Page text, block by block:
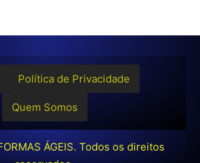
Política de Privacidade
Quem Somos
ÁGEIS. Todos os direitos